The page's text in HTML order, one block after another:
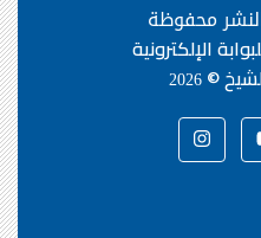
محفوظة
الإلكترونية
©
2026